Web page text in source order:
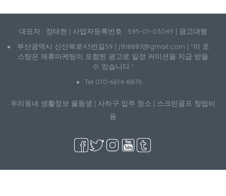
대표자 : 정태현 | 사업자등록번호 : 595-01-03045 | 광고대행
부산광역시 신산북로43번길59 | jth8887@gmail.com | "이 포
스팅은 제휴마케팅이 포함된 광고로 일정 커미션을 지급 받을
수 있습니다."
Tel 010-6614-8876
우리동네 생활정보 울동생 | 사하구 입주 청소 | 스크린골프 창업비
용